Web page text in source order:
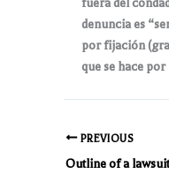
fuera del
denuncia es
por fijación
que se hace
PREVIOUS
Outline of a